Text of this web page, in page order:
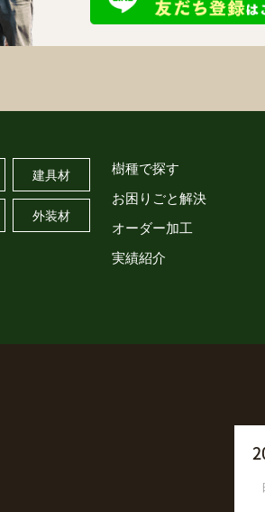
建具材
外装材
樹種で探す
お困りごと解決
オーダー加工
実績紹介